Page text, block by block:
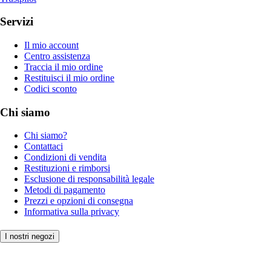
Servizi
Il mio account
Centro assistenza
Traccia il mio ordine
Restituisci il mio ordine
Codici sconto
Chi siamo
Chi siamo?
Contattaci
Condizioni di vendita
Restituzioni e rimborsi
Esclusione di responsabilità legale
Metodi di pagamento
Prezzi e opzioni di consegna
Informativa sulla privacy
I nostri negozi